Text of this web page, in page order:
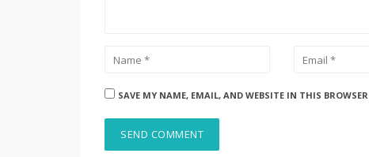
SAVE MY NAME, EMAIL, AND WEBSITE IN THIS